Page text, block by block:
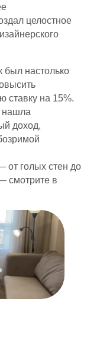
целостное
был настолько
ставку на 15%.
нашла
доход,
голых стен до
смотрите в